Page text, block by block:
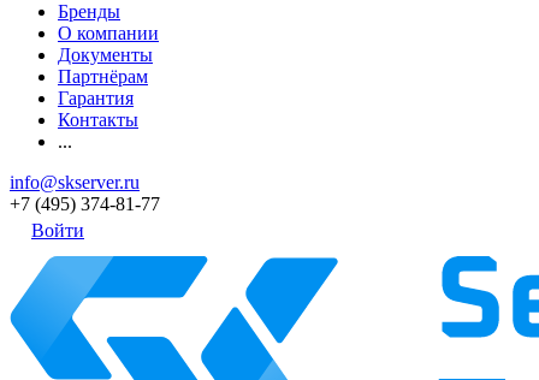
Бренды
О компании
Документы
Партнёрам
Гарантия
Контакты
...
info@skserver.ru
+7 (495) 374-81-77
Войти